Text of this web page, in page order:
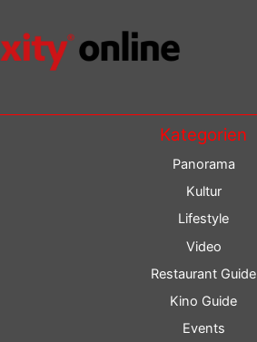
Kategorien
Panorama
Kultur
Lifestyle
Video
Restaurant Guide
Kino Guide
Events